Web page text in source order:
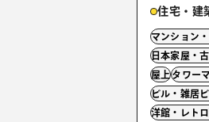
住宅・建
マンション
日本家屋・
屋上タワー
ビル・雑居
洋館・レト